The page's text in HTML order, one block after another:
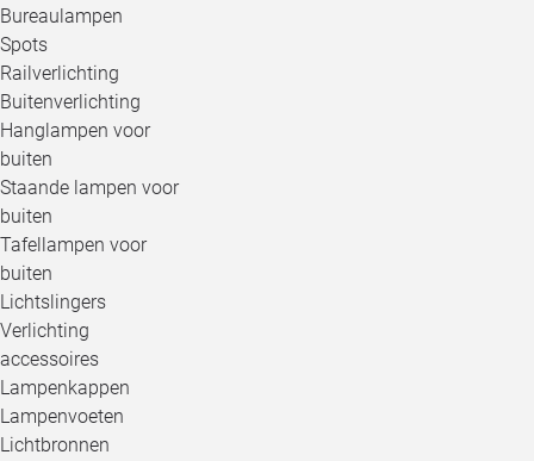
Bureaulampen
Spots
Railverlichting
Buitenverlichting
Hanglampen voor
buiten
Staande lampen voor
buiten
Tafellampen voor
buiten
Lichtslingers
Verlichting
accessoires
Lampenkappen
Lampenvoeten
Lichtbronnen